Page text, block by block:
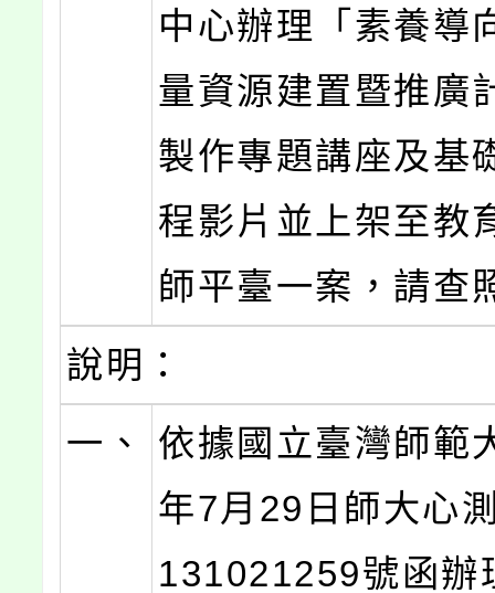
中心辦理「素養導
量資源建置暨推廣
製作專題講座及基
程影片並上架至教
師平臺一案，請查
說明：
一、
依據國立臺灣師範
年7月29日師大心
131021259號函辦